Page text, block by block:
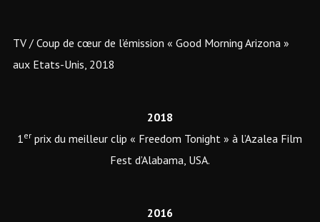
TV / Coup de cœur de l’émission « Good Morning Arizona »
aux Etats-Unis, 2018
2018
1er prix du meilleur clip « Freedom Tonight » à l’Azalea Film
Fest d’Alabama, USA.
2016